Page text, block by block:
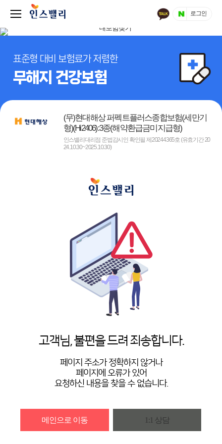
로그인
표준형 대비 보험료가 저렴한
무해지 건강보험
(무)현대해상 퍼펙트플러스종합보험(세만기
형)(Hi2406):3종(해약환급금미지급형)
인스밸리대리점 준법감시인 확인필 제20244365호 (유효기간 20
24.10.30~2025.10.30)
고객님, 불편을 드려 죄송합니다.
페이지 주소가 정확하지 않거나
페이지에 오류가 있어
요청하신 내용을 찾을 수 없습니다.
메인으로 이동 1:1 상담